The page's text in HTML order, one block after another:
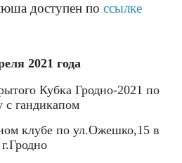
доступен по ссылке
2021 года
Кубка Гродно-2021 по
с гандикапом
клубе по ул.Ожешко,15 в
г.Гродно